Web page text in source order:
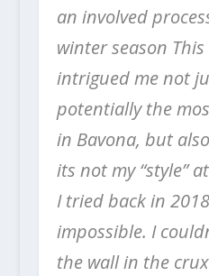
an involved
winter season
intrigued me not
potentially the
in Bavona, but
its not my “style”
I tried back in
impossible. I
the wall in the